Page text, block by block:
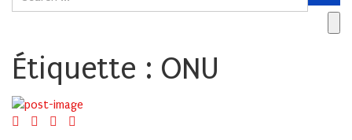
Étiquette : ONU